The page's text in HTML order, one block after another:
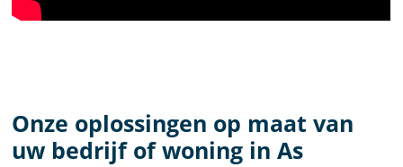
Onze oplossingen op maat van
uw bedrijf of woning in As